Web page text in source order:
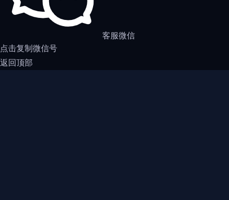
客服微信
点击复制微信号
返回顶部